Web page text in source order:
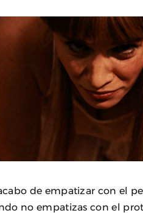
de empatizar con el
no empatizas con el